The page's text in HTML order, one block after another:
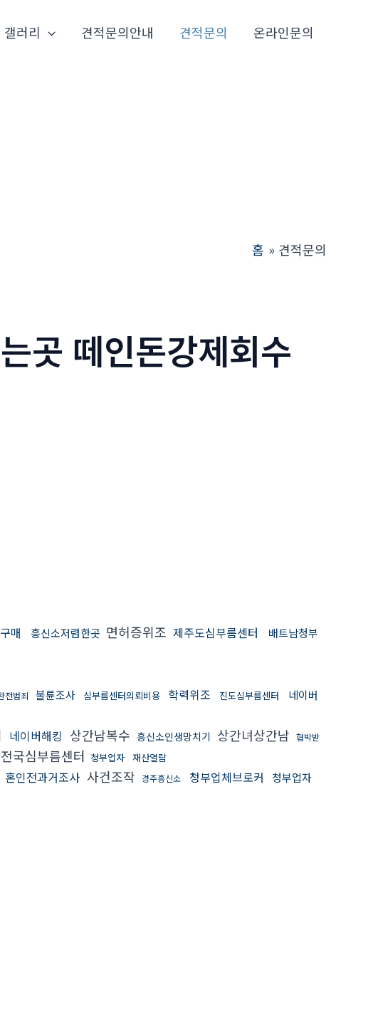
갤러리 견적문의안내 견적문의 온라인문의
홈 견적문의
곳 떼인돈강제회수
매 흥신소저렴한곳 면허증위조 제주도심부름센터 배트남청부
전범죄 불륜조사 심부름센터의뢰비용 학력위조 진도심부름센터
네이버
네이버해킹 상간남복수 흥신소인생망치기 상간녀상간남 협박받
국심부름센터 청부업자 재산열람
혼인전과거조사 사건조작 경주흥신소 청부업체브로커 청부업자